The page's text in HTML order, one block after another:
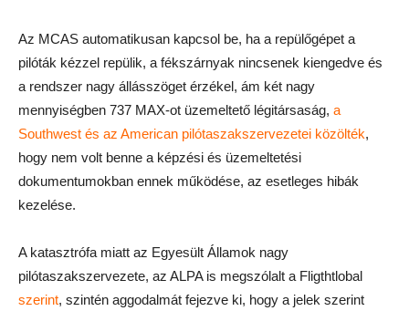
Az MCAS automatikusan kapcsol be, ha a repülőgépet a
pilóták kézzel repülik, a fékszárnyak nincsenek kiengedve és
a rendszer nagy állásszöget érzékel, ám két nagy
mennyiségben 737 MAX-ot üzemeltető légitársaság, a
Southwest és az American pilótaszakszervezetei közölték,
hogy nem volt benne a képzési és üzemeltetési
dokumentumokban ennek működése, az esetleges hibák
kezelése.
A katasztrófa miatt az Egyesült Államok nagy
pilótaszakszervezete, az ALPA is megszólalt a Fligthtlobal
szerint, szintén aggodalmát fejezve ki, hogy a jelek szerint